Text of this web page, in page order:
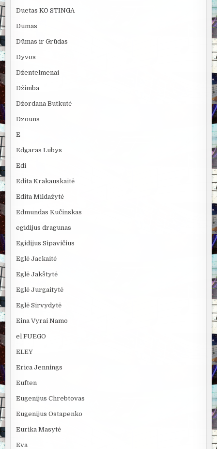
Duetas KO STINGA
Dūmas
Dūmas ir Grūdas
Dyvos
Džentelmenai
Džimba
Džordana Butkutė
Dzouns
E
Edgaras Lubys
Edi
Edita Krakauskaitė
Edita Mildažytė
Edmundas Kučinskas
egidijus dragunas
Egidijus Sipavičius
Eglė Jackaitė
Eglė Jakštytė
Eglė Jurgaitytė
Eglė Sirvydytė
Eina Vyrai Namo
el FUEGO
ELEY
Erica Jennings
Euften
Eugenijus Chrebtovas
Eugenijus Ostapenko
Eurika Masytė
Eva